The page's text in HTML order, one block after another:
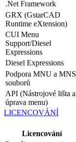
.Net Framework
GRX (GstarCAD
Runtime eXtension)
CUI Menu
Support/Diesel
Expressions
Diesel Expressions
Podpora MNU a MNS
souborů
API (Nástrojové lišta a
úprava menu)
LICENCOVÁNÍ
Licencování